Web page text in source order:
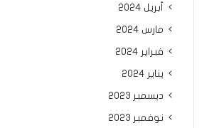
أبريل 2024
مارس 2024
فبراير 2024
يناير 2024
ديسمبر 2023
نوفمبر 2023